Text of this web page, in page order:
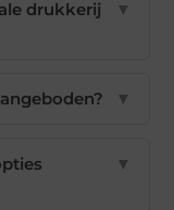
drukkerij
▼
▼
▼